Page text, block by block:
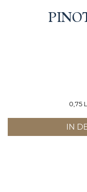
0,75
IN